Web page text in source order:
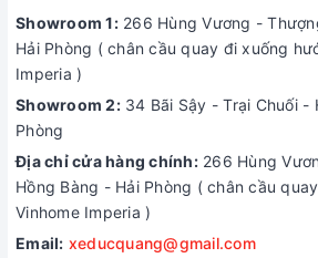
Showroom 1:266 Hùng Vương -
Hải Phòng ( chân cầu quay đi xuống
Imperia )
Showroom 2:34 Bãi Sậy - Trại Chuối -
Phòng
Địa chỉ cửa hàng chính:266 Hùng
Hồng Bàng - Hải Phòng ( chân cầu
Vinhome Imperia )
Email: xeducquang@gmail.com